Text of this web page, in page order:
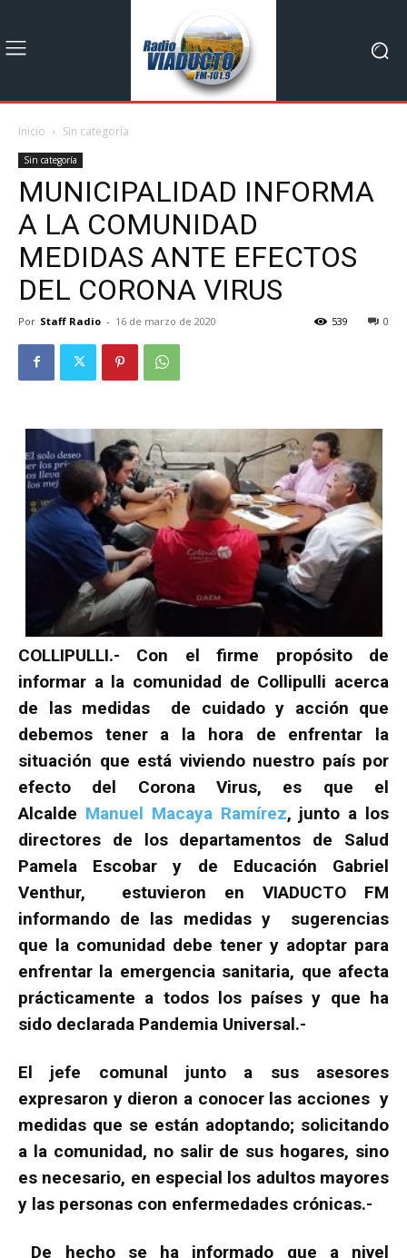
Inicio Sin categoría
Sin categoría
MUNICIPALIDAD INFORMA
A LA COMUNIDAD
MEDIDAS ANTE EFECTOS
DEL CORONA VIRUS
Por Staff Radio - 16 de marzo de 2020 0
539
COLLIPULLI.- Con el firme propósito de
informar a la comunidad de Collipulli acerca
de las medidas de cuidado y acción que
debemos tener a la hora de enfrentar la
situación que está viviendo nuestro país por
efecto del Corona Virus, es que el
Alcalde Manuel Macaya Ramírez, junto a los
directores de los departamentos de Salud
Pamela Escobar y de Educación Gabriel
Venthur, estuvieron en VIADUCTO FM
informando de las medidas y sugerencias
que la comunidad debe tener y adoptar para
enfrentar la emergencia sanitaria, que afecta
prácticamente a todos los países y que ha
sido declarada Pandemia Universal.-
El jefe comunal junto a sus asesores
expresaron y dieron a conocer las acciones y
medidas que se están adoptando; solicitando
a la comunidad, no salir de sus hogares, sino
es necesario, en especial los adultos mayores
y las personas con enfermedades crónicas.-
De hecho se ha informado que a nivel